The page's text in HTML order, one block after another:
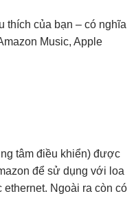
thích của bạn – có nghĩa
Music, Apple
tâm điều khiển) được
để sử dụng với loa
Ngoài ra còn có